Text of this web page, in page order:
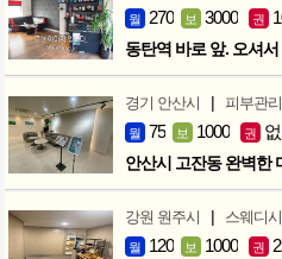
월 270 보 3000 권
동탄역 바로 앞. 오셔
경기 안산시 | 피부관리
월 75 보 1000 권
안산시 고잔동 완벽한
강원 원주시 | 스웨디시
월 120 보 1000 권